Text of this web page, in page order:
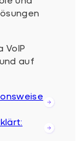
VoIP
auf